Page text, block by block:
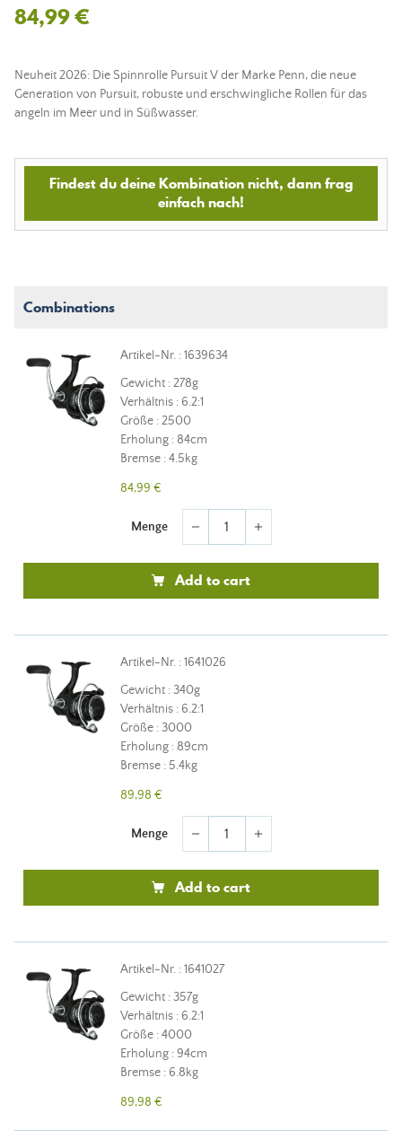
84,99 €
Neuheit 2026: Die Spinnrolle Pursuit V der Marke Penn, die neue
Generation von Pursuit, robuste und erschwingliche Rollen für das
angeln im Meer und in Süßwasser.
Findest du deine Kombination nicht, dann frag
einfach nach!
Combinations
Artikel-Nr. : 1639634
Gewicht : 278g
Verhältnis : 6.2:1
Größe : 2500
Erholung : 84cm
Bremse : 4.5kg
84,99 €
Menge remove add
Add to cart
Artikel-Nr. : 1641026
Gewicht : 340g
Verhältnis : 6.2:1
Größe : 3000
Erholung : 89cm
Bremse : 5.4kg
89,98 €
Menge remove add
Add to cart
Artikel-Nr. : 1641027
Gewicht : 357g
Verhältnis : 6.2:1
Größe : 4000
Erholung : 94cm
Bremse : 6.8kg
89,98 €